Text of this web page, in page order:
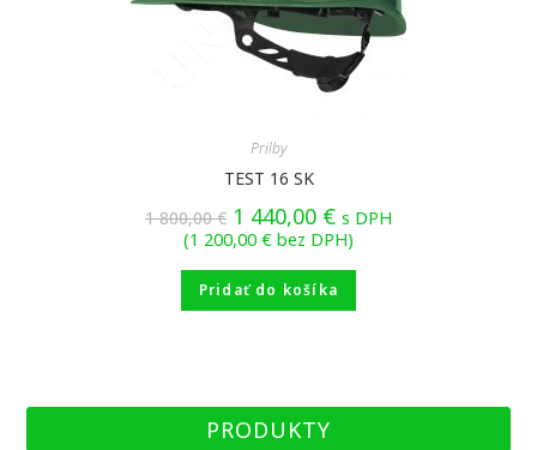
Prilby
TEST 16 SK
1 800,00€ 1 440,00 € s DPH
(1 200,00 € bez DPH)
Pridať do košíka
PRODUKTY